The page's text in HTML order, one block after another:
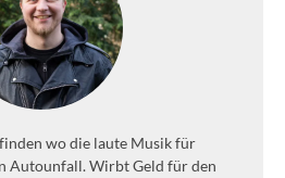
ÜBER UNS
wo die laute Musik für
Autounfall. Wirbt Geld für den